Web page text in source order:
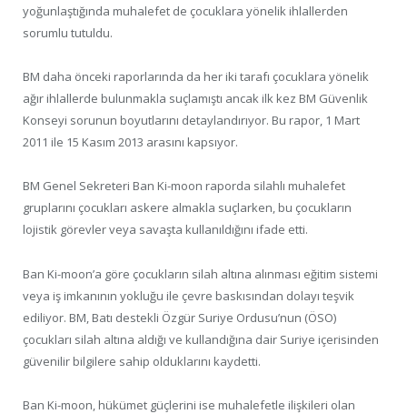
yoğunlaştığında muhalefet de çocuklara yönelik ihlallerden
sorumlu tutuldu.
BM daha önceki raporlarında da her iki tarafı çocuklara yönelik
ağır ihlallerde bulunmakla suçlamıştı ancak ilk kez BM Güvenlik
Konseyi sorunun boyutlarını detaylandırıyor. Bu rapor, 1 Mart
2011 ile 15 Kasım 2013 arasını kapsıyor.
BM Genel Sekreteri Ban Ki-moon raporda silahlı muhalefet
gruplarını çocukları askere almakla suçlarken, bu çocukların
lojistik görevler veya savaşta kullanıldığını ifade etti.
Ban Ki-moon’a göre çocukların silah altına alınması eğitim sistemi
veya iş imkanının yokluğu ile çevre baskısından dolayı teşvik
ediliyor. BM, Batı destekli Özgür Suriye Ordusu’nun (ÖSO)
çocukları silah altına aldığı ve kullandığına dair Suriye içerisinden
güvenilir bilgilere sahip olduklarını kaydetti.
Ban Ki-moon, hükümet güçlerini ise muhalefetle ilişkileri olan